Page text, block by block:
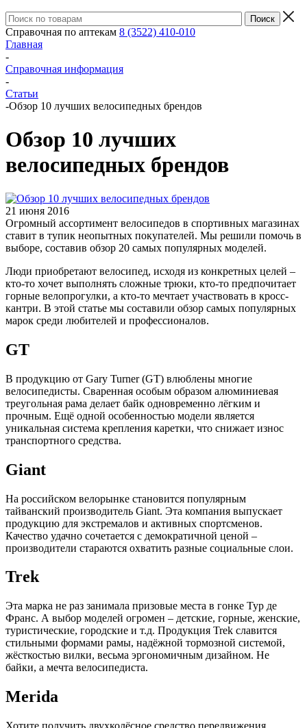
Справочная по аптекам 8 (3522) 410-010
Главная
-
Справочная информация
-
Статьи
-Обзор 10 лучших велосипедных брендов
Обзор 10 лучших
велосипедных брендов
21 июня 2016
Огромный ассортимент велосипедов в спортивных магазинах
ставит в тупик неопытных покупателей. Мы решили помочь в
выборе, составив обзор 20 самых популярных моделей.
Люди приобретают велосипед, исходя из конкретных целей –
кто-то хочет выполнять сложные трюки, кто-то предпочитает
горные велопрогулки, а кто-то мечтает участвовать в кросс-
кантри. В этой статье мы составили обзор самых популярных
марок среди любителей и профессионалов.
GT
В продукцию от Gary Turner (GT) влюблены многие
велосипедисты. Сваренная особым образом алюминиевая
треугольная рама делает байк одновременно лёгким и
прочным. Ещё одной особенностью модели является
уникальная система крепления каретки, что снижает износ
транспортного средства.
Giant
На российском велорынке становится популярным
тайванский производитель Giant. Эта компания выпускает
продукцию для экстремалов и активных спортсменов.
Качество удачно сочетается с демократичной ценой –
производители стараются охватить разные социальные слои.
Trek
Эта марка не раз занимала призовые места в гонке Тур де
Франс. А выбор моделей огромен – детские, горные, женские,
туристические, городские и т.д. Продукция Trek славится
стильными формами рамы, надёжной тормозной системой,
жёсткостью вилки, весьма эргономичным дизайном. Не
байки, а мечта велосипедиста.
Merida